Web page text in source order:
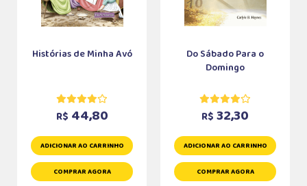
Histórias de Minha Avó
R$ 44,80
ADICIONAR AO CARRINHO
COMPRAR AGORA
Do Sábado Para o
Domingo
R$ 32,30
ADICIONAR AO CARRINHO
COMPRAR AGORA